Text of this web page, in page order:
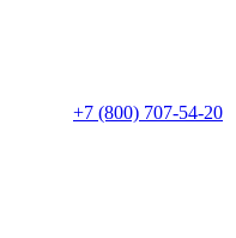
+7 (800) 707-54-20